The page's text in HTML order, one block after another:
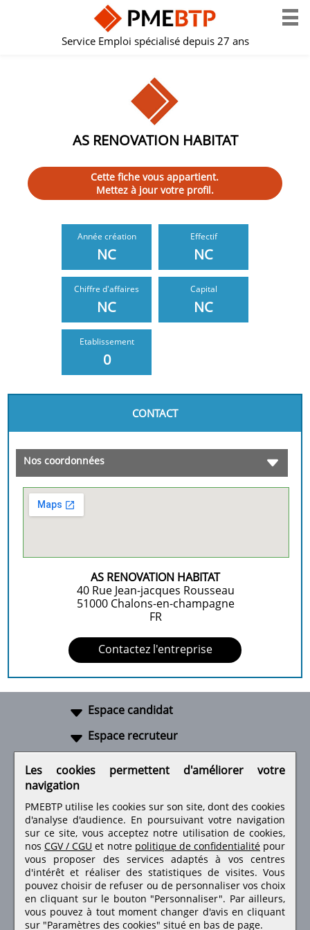
Service Emploi spécialisé depuis 27 ans
AS RENOVATION HABITAT
Cette fiche vous appartient.
Mettez à jour votre profil.
Année création
NC
Effectif
NC
Chiffre d'affaires
NC
Capital
NC
Etablissement
0
CONTACT
Nos coordonnées
AS RENOVATION HABITAT
40 Rue Jean-jacques Rousseau
51000 Chalons-en-champagne
FR
Contactez l'entreprise
Espace candidat
Espace recruteur
Retrouvez-nous sur les réseaux sociaux
Les cookies permettent d'améliorer votre
navigation
PMEBTP utilise les cookies sur son site, dont des cookies
d'analyse d'audience. En poursuivant votre navigation
sur ce site, vous acceptez notre utilisation de cookies,
nos CGV / CGU et notre politique de confidentialité pour
vous proposer des services adaptés à vos centres
d'intérêt et réaliser des statistiques de visites.Vous
pouvez choisir de refuser ou de personnaliser vos choix
en cliquant sur le bouton "Personnaliser". Par ailleurs,
vous pouvez à tout moment changer d'avis en cliquant
sur "Paramètres des cookies" situé en bas de page.